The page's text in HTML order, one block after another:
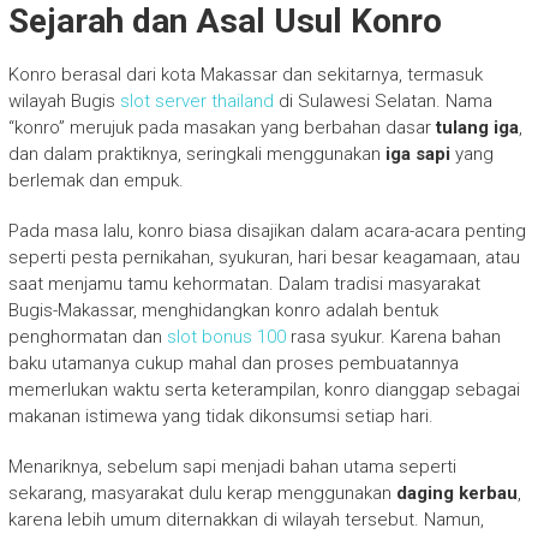
Sejarah dan Asal Usul Konro
Konro berasal dari kota Makassar dan sekitarnya, termasuk
wilayah Bugis slot server thailand di Sulawesi Selatan. Nama
“konro” merujuk pada masakan yang berbahan dasartulang iga,
dan dalam praktiknya, seringkali menggunakan iga sapi yang
berlemak dan empuk.
Pada masa lalu, konro biasa disajikan dalam acara-acara penting
seperti pesta pernikahan, syukuran, hari besar keagamaan, atau
saat menjamu tamu kehormatan. Dalam tradisi masyarakat
Bugis-Makassar, menghidangkan konro adalah bentuk
penghormatan dan slot bonus 100rasa syukur. Karena bahan
baku utamanya cukup mahal dan proses pembuatannya
memerlukan waktu serta keterampilan, konro dianggap sebagai
makanan istimewa yang tidak dikonsumsi setiap hari.
Menariknya, sebelum sapi menjadi bahan utama seperti
sekarang, masyarakat dulu kerap menggunakan daging kerbau,
karena lebih umum diternakkan di wilayah tersebut. Namun,